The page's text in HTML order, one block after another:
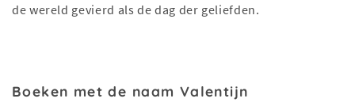
de wereld gevierd als de dag der geliefden.
Boeken met de naam Valentijn